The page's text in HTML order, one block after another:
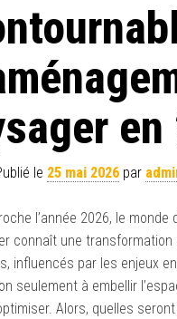
en
le 25 mai 2026 par
l’année 2026, le monde
connaît une transformation
influencés par les enjeux
seulement à embellir
Alors, quelles